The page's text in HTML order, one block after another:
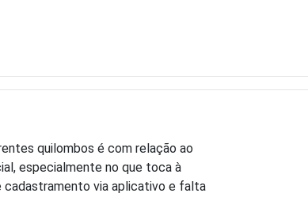
quilombos é com relação ao
especialmente no que toca à
via aplicativo e falta